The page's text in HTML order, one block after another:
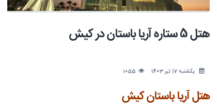
هتل 5 ستاره آریا باستان در کیش
یکشنبه 17 تیر 1403
هتل آریا باستان کیش